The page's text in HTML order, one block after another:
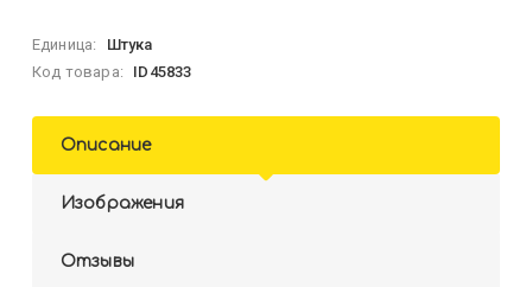
Единица:
Штука
Код товара:
ID45833
Описание
Изображения
Отзывы